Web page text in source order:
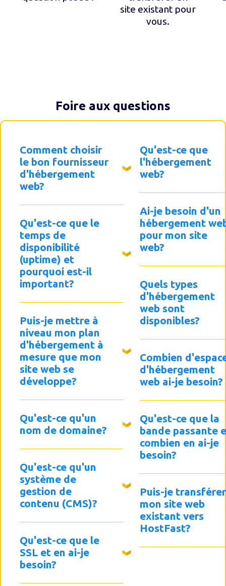
site existant pour
vous.
Foire aux questions
Comment choisir
le bon fournisseur
d'hébergement
web?
Qu'est-ce que le
temps de
disponibilité
(uptime) et
pourquoi est-il
important?
Puis-je mettre à
niveau mon plan
d'hébergement à
mesure que mon
site web se
développe?
Qu'est-ce qu'un
nom de domaine?
Qu'est-ce qu'un
système de
gestion de
contenu (CMS)?
Qu'est-ce que le
SSL et en ai-je
besoin?
Qu'est-ce que
l'hébergement
web?
Ai-je besoin d'un
hébergement
pour mon site
web?
Quels types
d'hébergement
web sont
disponibles?
Combien
d'hébergement
web ai-je besoin?
Qu'est-ce que la
bande passante
combien en ai-je
besoin?
Puis-je transférer
mon site web
existant vers
HostFast?